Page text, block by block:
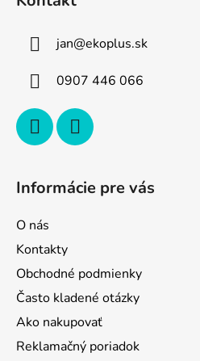
jan@ekoplus.sk
0907 446 066
Informácie pre vás
O nás
Kontakty
Obchodné podmienky
Často kladené otázky
Ako nakupovať
Reklamačný poriadok